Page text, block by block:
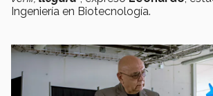
Ingeniería en Biotecnología.